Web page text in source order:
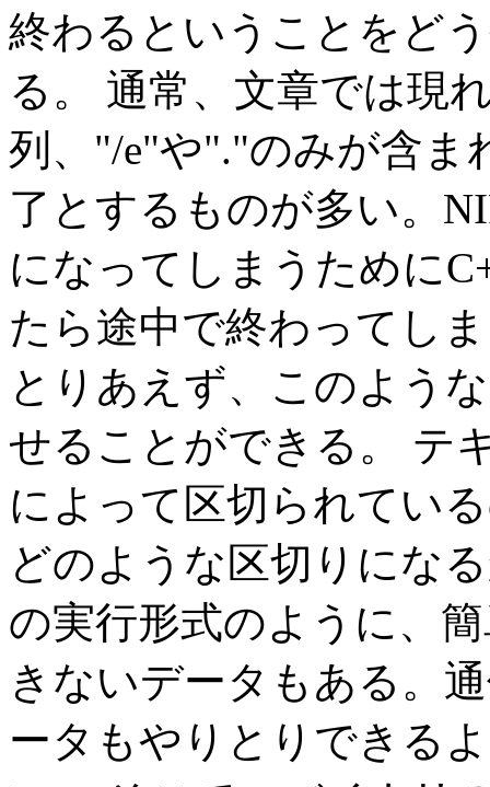
終わるということをど
る。 通常、文章では現
列、"/e"や"."のみが含ま
了とするものが多い。
になってしまうために
たら途中で終わってし
とりあえず、このよう
せることができる。 テ
によって区切られてい
どのような区切りにな
の実行形式のように、
きないデータもある。
ータもやりとりできる